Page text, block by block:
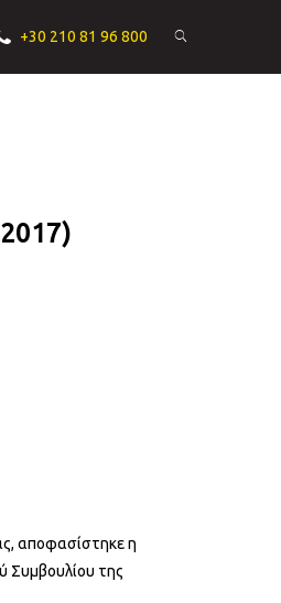
+30 210 81 96 800
αποφασίστηκε η
Συμβουλίου της